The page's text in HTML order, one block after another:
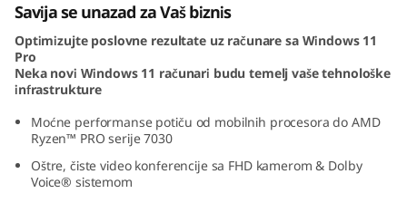
e
n
4
Savija se unazad za Vaš biznis
Optimizujte poslovne rezultate uz računare sa Windows 11
Pro
Neka novi Windows 11 računari budu temelj vaše tehnološke
infrastrukture
Moćne performanse potiču od mobilnih procesora do AMD
Ryzen™ PRO serije 7030
Oštre, čiste video konferencije sa FHD kamerom & Dolby
Voice® sistemom